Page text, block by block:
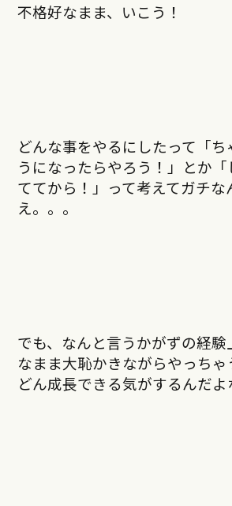
不格好なまま、いこう！
どんな事をやるにしたって「
うになったらやろう！」とか
ててから！」って考えてガチな
え。。。
でも、なんと言うかがずの経験
なまま大恥かきながらやっち
どん成長できる気がするんだよ